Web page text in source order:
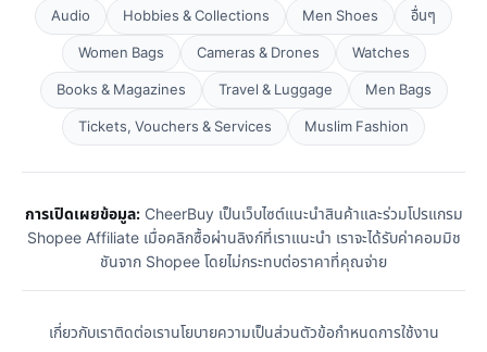
Audio
Hobbies & Collections Men Shoes
อื่นๆ
Women Bags
Cameras & Drones
Watches
Books & Magazines
Travel & Luggage
Men Bags
Tickets, Vouchers & Services
Muslim Fashion
การเปิดเผยข้อมูล:CheerBuy เป็นเว็บไซต์แนะนำสินค้าและร่วมโปรแกรม
Shopee Affiliate เมื่อคลิกซื้อผ่านลิงก์ที่เราแนะนำ เราจะได้รับค่าคอมมิช
ชันจาก Shopee โดยไม่กระทบต่อราคาที่คุณจ่าย
เกี่ยวกับเราติดต่อเรานโยบายความเป็นส่วนตัวข้อกำหนดการใช้งาน